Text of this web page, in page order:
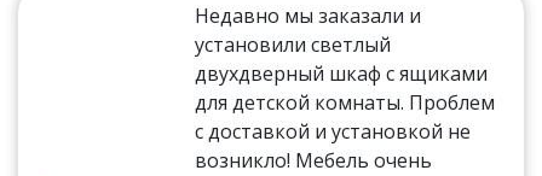
Недавно мы заказали и
установили светлый
двухдверный шкаф с ящиками
для детской комнаты. Проблем
с доставкой и установкой не
возникло! Мебель очень